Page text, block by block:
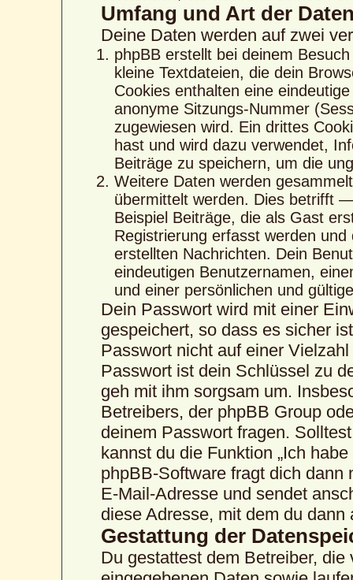
Umfang und Art der
Deine Daten werden auf zwei
phpBB erstellt bei deinem
kleine Textdateien, die dein
Cookies enthalten eine
anonyme Sitzungs-Nummer
zugewiesen wird. Ein drittes
hast und wird dazu verwendet,
Beiträge zu speichern, um die
Weitere Daten werden
übermittelt werden. Dies betrifft
Beispiel Beiträge, die als Gast
Registrierung erfasst werden
erstellten Nachrichten. Dein
eindeutigen Benutzernamen,
und einer persönlichen und
Dein Passwort wird mit einer
gespeichert, so dass es sicher
Passwort nicht auf einer
Passwort ist dein Schlüssel zu
geh mit ihm sorgsam um.
Betreibers, der phpBB Group
deinem Passwort fragen.
kannst du die Funktion „Ich
phpBB-Software fragt dich dann
E-Mail-Adresse und sendet
diese Adresse, mit dem du
Gestattung der
Du gestattest dem Betreiber,